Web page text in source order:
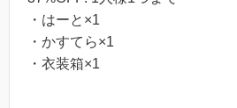
・はーと×1
・かすてら×1
・衣装箱×1